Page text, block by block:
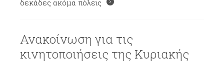
δεκάδες ακόμα πόλεις
Ανακοίνωση για τις
κινητοποιήσεις της Κυριακής